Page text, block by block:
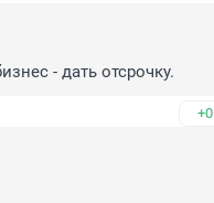
- дать отсрочку.
+0